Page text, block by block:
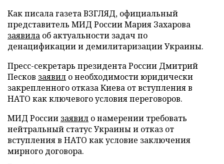
Как писала газета ВЗГЛЯД, официальный
представитель МИД России Мария Захарова
заявила об актуальности задач по
денацификации и демилитаризации Украины.
Пресс-секретарь президента России Дмитрий
Песков заявил о необходимости юридически
закрепленного отказа Киева от вступления в
НАТО как ключевого условия переговоров.
МИД России заявил о намерении требовать
нейтральный статус Украины и отказ от
вступления в НАТО как условие заключения
мирного договора.